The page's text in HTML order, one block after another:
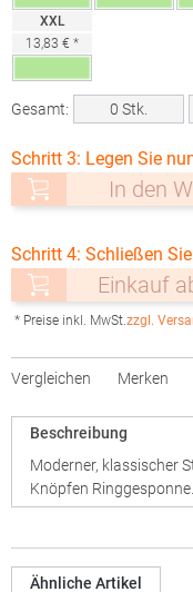
XXL
13,83 € *
Gesamt: 0 Stk.
Schritt 3: Legen Sie
In den
Schritt 4: Schließen
Einkauf
* Preise inkl. MwSt.zzgl.
Vergleichen Merken
Beschreibung
Moderner, klassischer
Knöpfen
Ähnliche Artikel